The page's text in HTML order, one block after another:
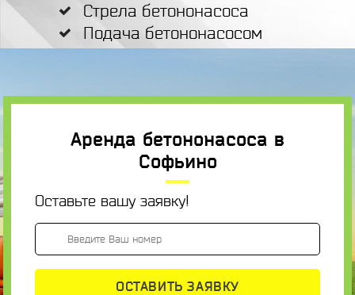
Стрела бетононасоса
Подача бетононасосом
Аренда бетононасоса в
Софьино
Оставьте вашу заявку!